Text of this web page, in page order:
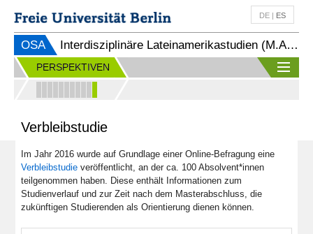
DE | ES
OSA Interdisziplinäre Lateinamerikastudien (M.A.) (SPO 2023)
PERSPEKTIVEN
Verbleibstudie
Im Jahr 2016 wurde auf Grundlage einer Online-Befragung eine
Verbleibstudie veröffentlicht, an der ca. 100 Absolvent*innen
teilgenommen haben. Diese enthält Informationen zum
Studienverlauf und zur Zeit nach dem Masterabschluss, die
zukünftigen Studierenden als Orientierung dienen können.